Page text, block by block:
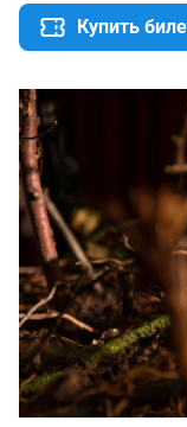
Купить